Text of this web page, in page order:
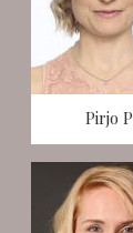
Pirjo P